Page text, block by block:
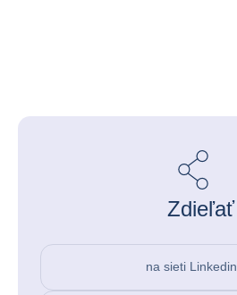
Zdieľať
na sieti Linkedin